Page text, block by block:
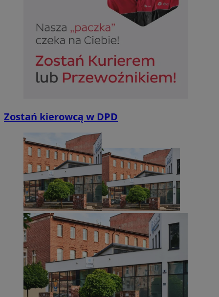
Zostań kierowcą w DPD